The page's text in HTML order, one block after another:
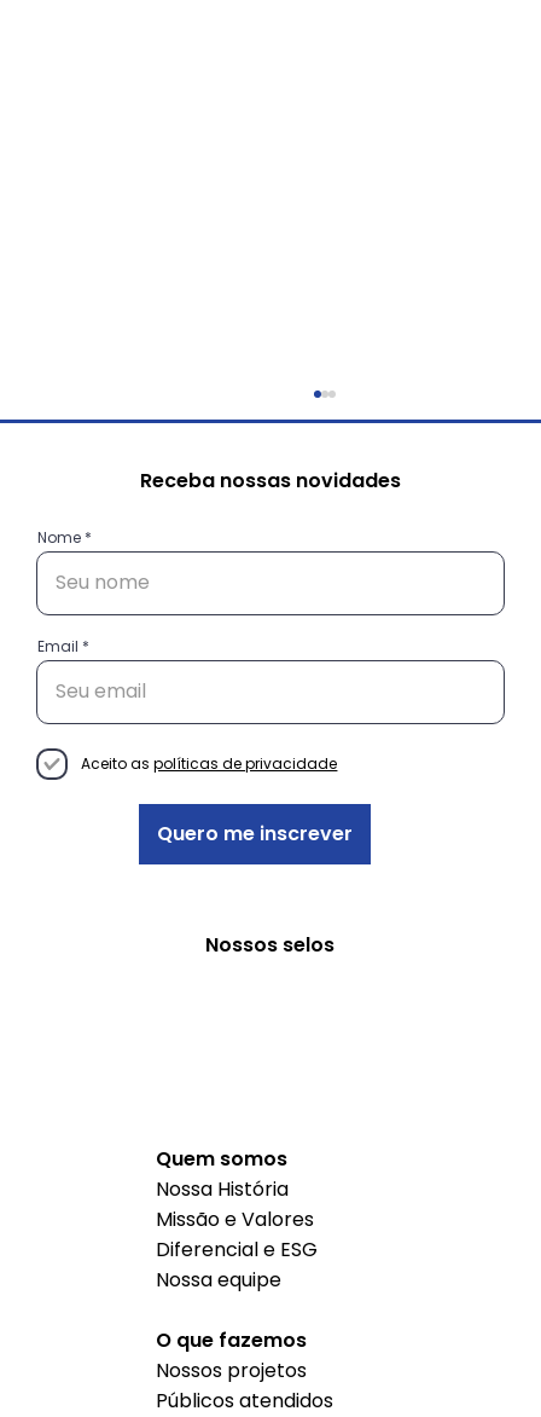
Conheça as histórias das
Quem somos
Nossa História
Missão e Valores
Diferencial e ESG
Nossa equipe
O que fazemos
Nossos projetos
Públicos atendidos
Receba nossas novidades
Nome
Email
Aceito as políticas de privacidade
Quero me inscrever
Nossos selos